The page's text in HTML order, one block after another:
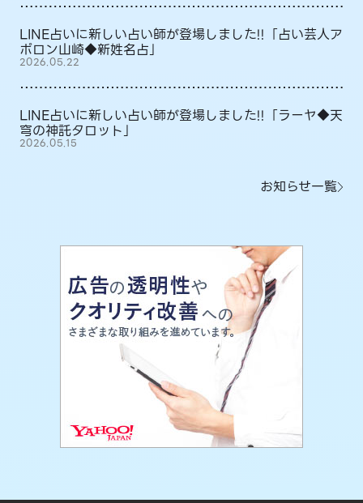
LINE占いに新しい占い師が登場しました!!「占い芸人ア
ポロン山崎◆新姓名占」
2026.05.22
LINE占いに新しい占い師が登場しました!!「ラーヤ◆天
穹の神託タロット」
2026.05.15
お知らせ一覧